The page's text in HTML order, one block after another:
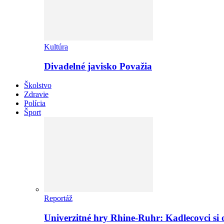
Kultúra
Divadelné javisko Považia
Školstvo
Zdravie
Polícia
Šport
Reportáž
Univerzitné hry Rhine-Ruhr: Kadlecovci si